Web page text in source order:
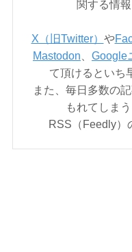
関する情
X（旧Twitter） や
Mastodon
Google
て頂けるといち
また、毎日多数の
もれてしま
RSS（Feedly）